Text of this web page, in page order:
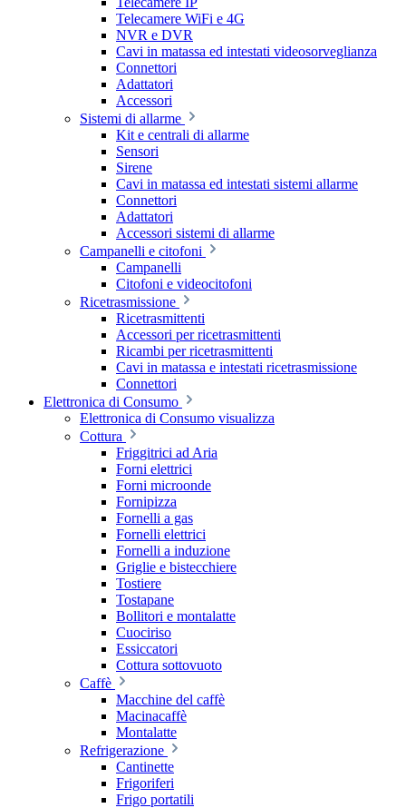
Telecamere WiFi e 4G
NVR e DVR
Cavi in matassa ed intestati videosorveglianza
Connettori
Adattatori
Accessori
Sistemi di allarme
Kit e centrali di allarme
Sensori
Sirene
Cavi in matassa ed intestati sistemi allarme
Connettori
Adattatori
Accessori sistemi di allarme
Campanelli e citofoni
Campanelli
Citofoni e videocitofoni
Ricetrasmissione
Ricetrasmittenti
Accessori per ricetrasmittenti
Ricambi per ricetrasmittenti
Cavi in matassa e intestati ricetrasmissione
Connettori
Elettronica di Consumo
Elettronica di Consumo visualizza
Cottura
Friggitrici ad Aria
Forni elettrici
Forni microonde
Fornipizza
Fornelli a gas
Fornelli elettrici
Fornelli a induzione
Griglie e bistecchiere
Tostiere
Tostapane
Bollitori e montalatte
Cuociriso
Essiccatori
Cottura sottovuoto
Caffè
Macchine del caffè
Macinacaffè
Montalatte
Refrigerazione
Cantinette
Frigoriferi
Frigo portatili